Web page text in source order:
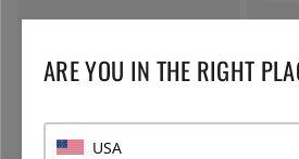
Bord 25 cm, Hygge Sand - Bonna
ARE YOU IN THE RIGHT
USA